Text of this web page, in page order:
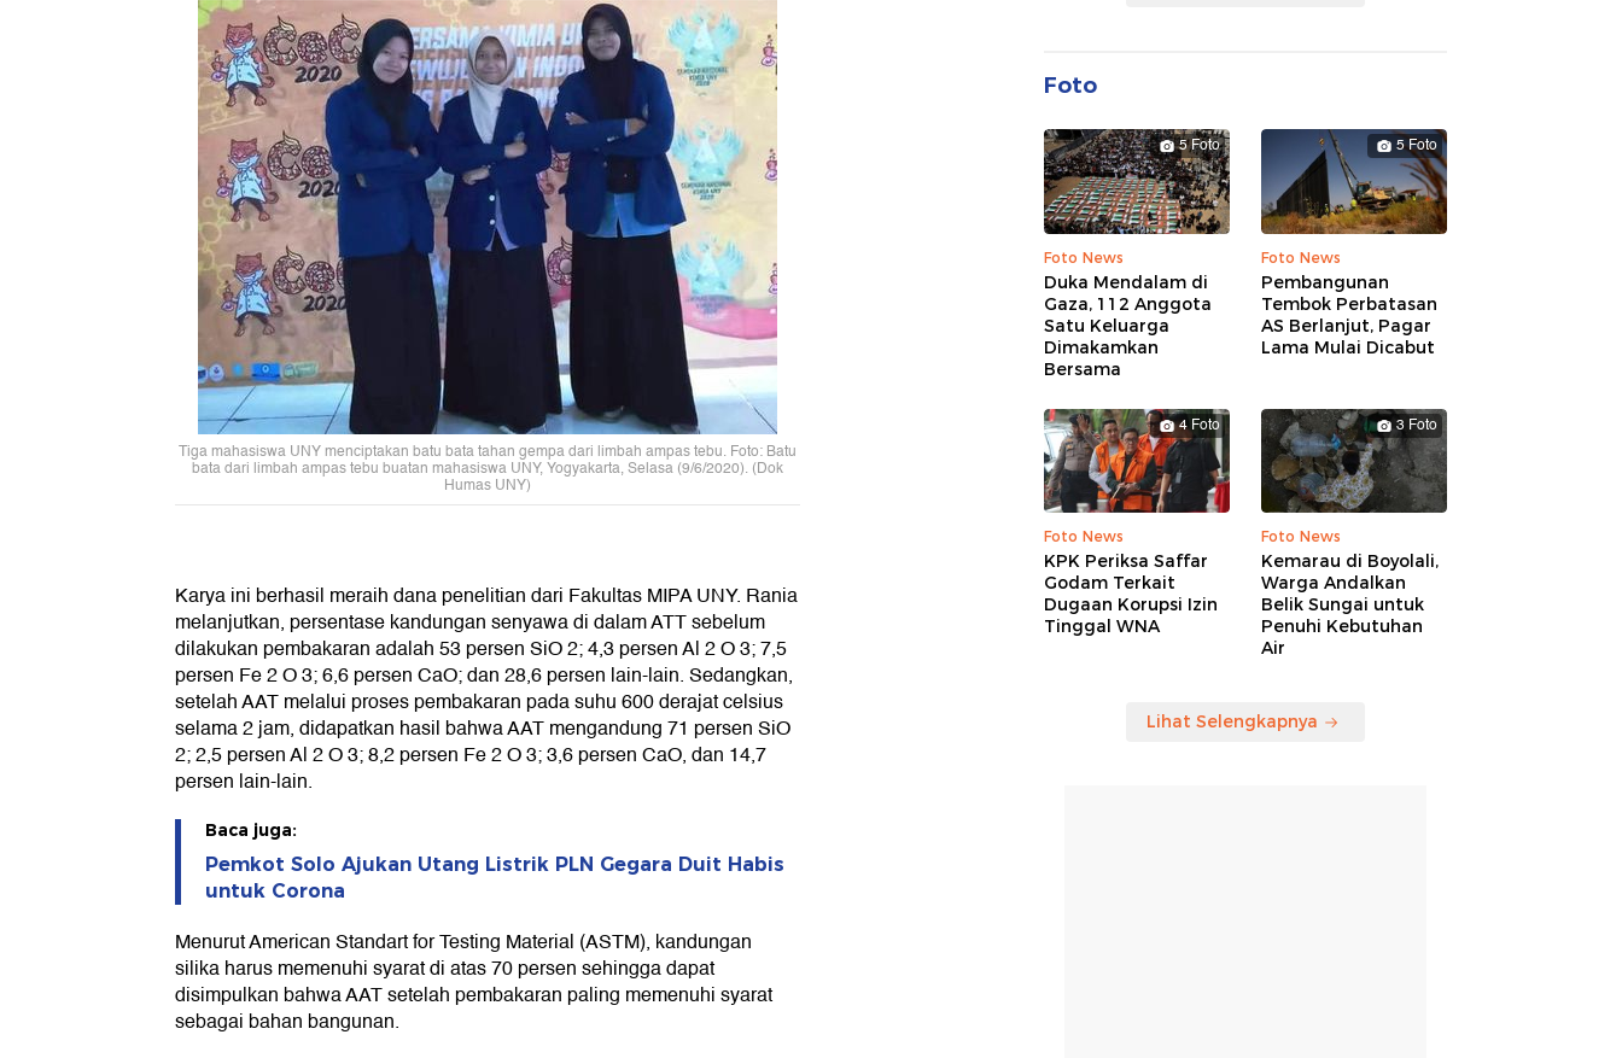
Tiga mahasiswa UNY menciptakan batu bata tahan gempa dari limbah ampas tebu. Foto: Batu
bata dari limbah ampas tebu buatan mahasiswa UNY, Yogyakarta, Selasa (9/6/2020). (Dok
Humas UNY)
Karya ini berhasil meraih dana penelitian dari Fakultas MIPA UNY. Rania
melanjutkan, persentase kandungan senyawa di dalam ATT sebelum
dilakukan pembakaran adalah 53 persen SiO 2; 4,3 persen Al 2 O 3; 7,5
persen Fe 2 O 3; 6,6 persen CaO; dan 28,6 persen lain-lain. Sedangkan,
setelah AAT melalui proses pembakaran pada suhu 600 derajat celsius
selama 2 jam, didapatkan hasil bahwa AAT mengandung 71 persen SiO
2; 2,5 persen Al 2 O 3; 8,2 persen Fe 2 O 3; 3,6 persen CaO, dan 14,7
persen lain-lain.
Baca juga:
Pemkot Solo Ajukan Utang Listrik PLN Gegara Duit Habis
untuk Corona
Menurut American Standart for Testing Material (ASTM), kandungan
silika harus memenuhi syarat di atas 70 persen sehingga dapat
disimpulkan bahwa AAT setelah pembakaran paling memenuhi syarat
sebagai bahan bangunan.
Foto
5 Foto
Foto News
Duka Mendalam di
Gaza, 112 Anggota
Satu Keluarga
Dimakamkan
Bersama
5 Foto
Foto News
Pembangunan
Tembok Perbatasan
AS Berlanjut, Pagar
Lama Mulai Dicabut
4 Foto
Foto News
KPK Periksa Saffar
Godam Terkait
Dugaan Korupsi Izin
Tinggal WNA
3 Foto
Foto News
Kemarau di Boyolali,
Warga Andalkan
Belik Sungai untuk
Penuhi Kebutuhan
Air
Lihat Selengkapnya